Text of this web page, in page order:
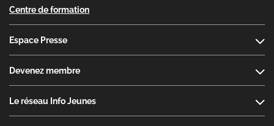
Centre de formation
Espace Presse
Devenez membre
Le réseau Info Jeunes